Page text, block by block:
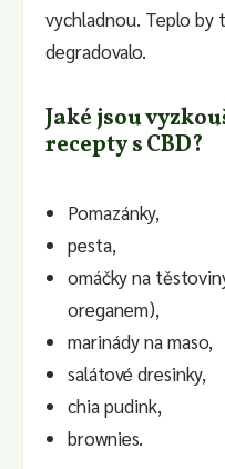
vychladnou. Teplo by
degradovalo.
Jaké jsou
recepty s CBD?
Pomazánky,
pesta,
omáčky na
oreganem),
marinády na maso,
salátové dresinky,
chia pudink,
brownies.